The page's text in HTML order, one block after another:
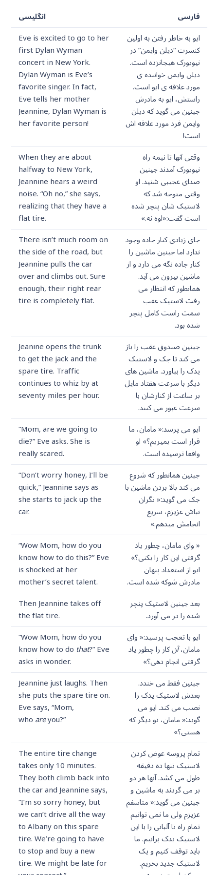
فارسی
انگلیسی
ایو به خاطر رفتن به اولین
کنسرت “دیلن وایمن” در
نیویورک هیجانزده است.
دیلن وایمن خواننده ی
مورد علاقه ی ایو است.
راستش، ایو به مادرش
جینین می گوید که دیلن
وایمن فرد مورد علاقه اش
است!
Eve is excited to go to her
first Dylan Wyman
concert in New York.
Dylan Wyman is Eve’s
favorite singer. In fact,
Eve tells her mother
Jeannine, Dylan Wyman is
her favorite person!
وقتی آنها تا نیمه راه
نیویورک آمدند جینین
صدای عجیبی شنید. او
وقتی متوجه شد که
لاستیک شان پنچر شده
است گفت:«اوه نه.»
When they are about
halfway to New York,
Jeannine hears a weird
noise. “Oh no,” she says,
realizing that they have a
flat tire.
جای زیادی کنار جاده وجود
ندارد اما جینین ماشین را
کنار جاده نگه می دارد و از
ماشین بیرون می آید.
همانطور که انتظار می
رفت لاستیک عقب
سمت راست کامل پنچر
شده بود.
There isn’t much room on
the side of the road, but
Jeannine pulls the car
over and climbs out. Sure
enough, their right rear
tire is completely flat.
جینین صندوق عقب را باز
می کند تا جک و لاستیک
یدک را بیاورد. ماشین های
دیگر با سرعت هفتاد مایل
بر ساعت از کنارشان با
سرعت عبور می کنند.
Jeanine opens the trunk
to get the jack and the
spare tire. Traffic
continues to whiz by at
seventy miles per hour.
ایو می پرسد:« مامان، ما
قرار است بمیریم؟» او
واقعا ترسیده است.
“Mom, are we going to
die?” Eve asks. She is
really scared.
جینین همانطور که شروع
می کند بالا بردن ماشین با
جک می گوید:« نگران
نباش عزیزم، سریع
انجامش میدهم.»
“Don’t worry honey, I’ll be
quick,” Jeannine says as
she starts to jack up the
car.
« وای مامان، چطور یاد
گرفتی این کار را بکنی؟»
ایو از استعداد پنهان
مادرش شوکه شده است.
“Wow Mom, how do you
know how to do this?” Eve
is shocked at her
mother’s secret talent.
بعد جینین لاستیک پنچر
شده را در می آورد.
Then Jeannine takes off
the flat tire.
ایو با تعجب پرسید:« وای
مامان،آنکار را چطور یاد
گرفتی انجام دهی؟»
“Wow Mom, how do you
know how to dothat?” Eve
asks in wonder.
جینین فقط می خندد.
بعدش لاستیک یدک را
نصب می کند. ایو می
گوید:« مامان، تو دیگر که
هستی؟»
Jeannine just laughs. Then
she puts the spare tire on.
Eve says, “Mom,
whoareyou?”
تمام پروسه عوض کردن
لاستیک تنها ده دقیقه
طول می کشد. آنها هر دو
بر می گردند به ماشین و
جینین می گوید:« متاسفم
عزیزم ولی ما نمی توانیم
تمام راه تا آلبانی را با این
لاستیک یدک برانیم. ما
باید توقف کنیم و یک
لاستیک جدید بخریم.
The entire tire change
takes only 10 minutes.
They both climb back into
the car and Jeannine says,
“I’m so sorry honey, but
we can’t drive all the way
to Albany on this spare
tire. We’re going to have
to stop and buy a new
tire. We might be late for